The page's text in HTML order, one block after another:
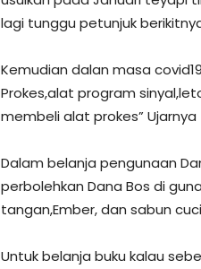
lagi tunggu petunjuk
Kemudian dalan masa
Prokes,alat program
membeli alat prokes” Ujarnya
Dalam belanja pengunaan
perbolehkan Dana Bos di
tangan,Ember, dan sabun
Untuk belanja buku kalau